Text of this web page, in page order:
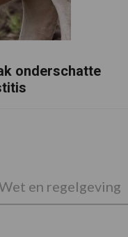
onderschatte
en regelgeving